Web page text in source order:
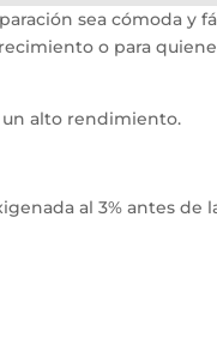
sea cómoda y
o para
un alto rendimiento.
al 3% antes de